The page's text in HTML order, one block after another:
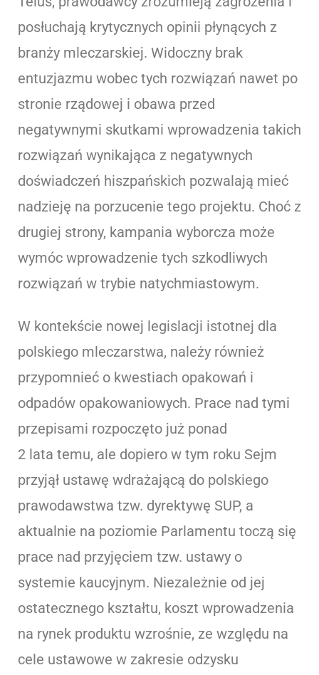
posłuchają krytycznych opinii płynących z
branży mleczarskiej. Widoczny brak
entuzjazmu wobec tych rozwiązań nawet po
stronie rządowej i obawa przed
negatywnymi skutkami wprowadzenia takich
rozwiązań wynikająca z negatywnych
doświadczeń hiszpańskich pozwalają mieć
nadzieję na porzucenie tego projektu. Choć z
drugiej strony, kampania wyborcza może
wymóc wprowadzenie tych szkodliwych
rozwiązań w trybie natychmiastowym.
W kontekście nowej legislacji istotnej dla
polskiego mleczarstwa, należy również
przypomnieć o kwestiach opakowań i
odpadów opakowaniowych. Prace nad tymi
przepisami rozpoczęto już ponad
2 lata temu, ale dopiero w tym roku Sejm
przyjął ustawę wdrażającą do polskiego
prawodawstwa tzw. dyrektywę SUP, a
aktualnie na poziomie Parlamentu toczą się
prace nad przyjęciem tzw. ustawy o
systemie kaucyjnym. Niezależnie od jej
ostatecznego kształtu, koszt wprowadzenia
na rynek produktu wzrośnie, ze względu na
cele ustawowe w zakresie odzysku